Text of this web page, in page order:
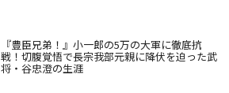
『豊臣兄弟！』小一郎の5万の大軍に徹底抗
戦！切腹覚悟で長宗我部元親に降伏を迫った武
将・谷忠澄の生涯